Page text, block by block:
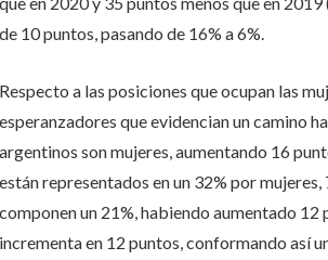
de 10 puntos, pasando de 16% a 6%.
Respecto a las posiciones que ocupan las
esperanzadores que evidencian un camino
argentinos son mujeres, aumentando 16
están representados en un 32% por
componen un 21%, habiendo aumentado
incrementa en 12 puntos, conformando así